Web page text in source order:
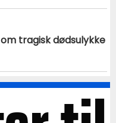
tragisk dødsulykke